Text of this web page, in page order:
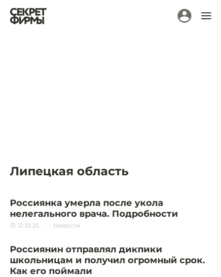
Липецкая область
Россиянка умерла после укола
нелегального врача. Подробности
12.10.25 Новости
Россиянин отправлял дикпики
школьницам и получил огромный срок.
Как его поймали